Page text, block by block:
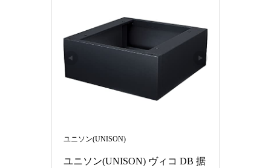
ユニソン(UNISON)
ユニソン(UNISON) ヴィコ DB 据